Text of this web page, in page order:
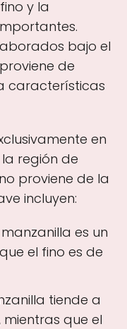
y la
bajo el
de
características
en
región de
proviene de la
incluyen:
es un
el fino es de
tiende a
que el